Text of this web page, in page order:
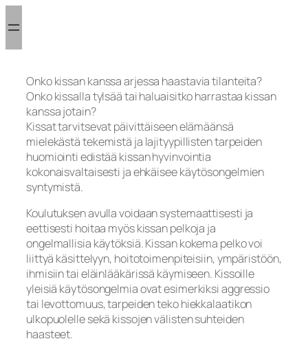
sisältöön
Onko kissan kanssa arjessa haastavia tilanteita?
Onko kissalla tylsää tai haluaisitko harrastaa kissan
kanssa jotain?
Kissat tarvitsevat päivittäiseen elämäänsä
mielekästä tekemistä ja lajityypillisten tarpeiden
huomiointi edistää kissan hyvinvointia
kokonaisvaltaisesti ja ehkäisee käytösongelmien
syntymistä.
Koulutuksen avulla voidaan systemaattisesti ja
eettisesti hoitaa myös kissan pelkoja ja
ongelmallisia käytöksiä. Kissan kokema pelko voi
liittyä käsittelyyn, hoitotoimenpiteisiin, ympäristöön,
ihmisiin tai eläinlääkärissä käymiseen. Kissoille
yleisiä käytösongelmia ovat esimerkiksi aggressio
tai levottomuus, tarpeiden teko hiekkalaatikon
ulkopuolelle sekä kissojen välisten suhteiden
haasteet.